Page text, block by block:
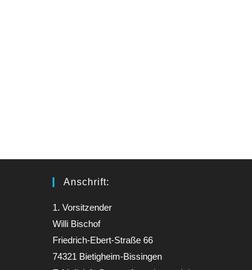
Anschrift:
1. Vorsitzender
Willi Bischof
Friedrich-Ebert-Straße 66
74321 Bietigheim-Bissingen